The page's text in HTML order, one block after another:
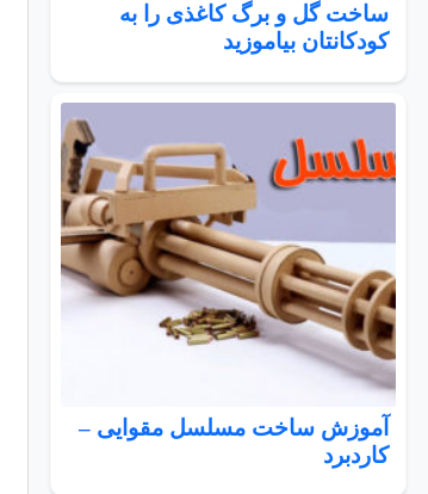
ساخت گل و برگ کاغذی را به
کودکانتان بیاموزید
آموزش ساخت مسلسل مقوایی –
کاردبرد